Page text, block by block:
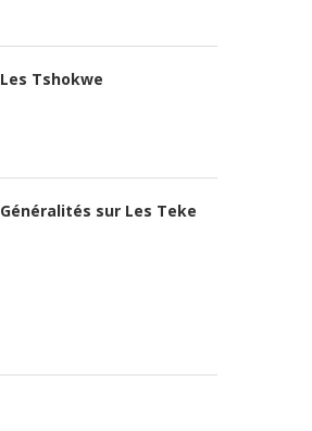
Les Tshokwe
Généralités sur Les Teke